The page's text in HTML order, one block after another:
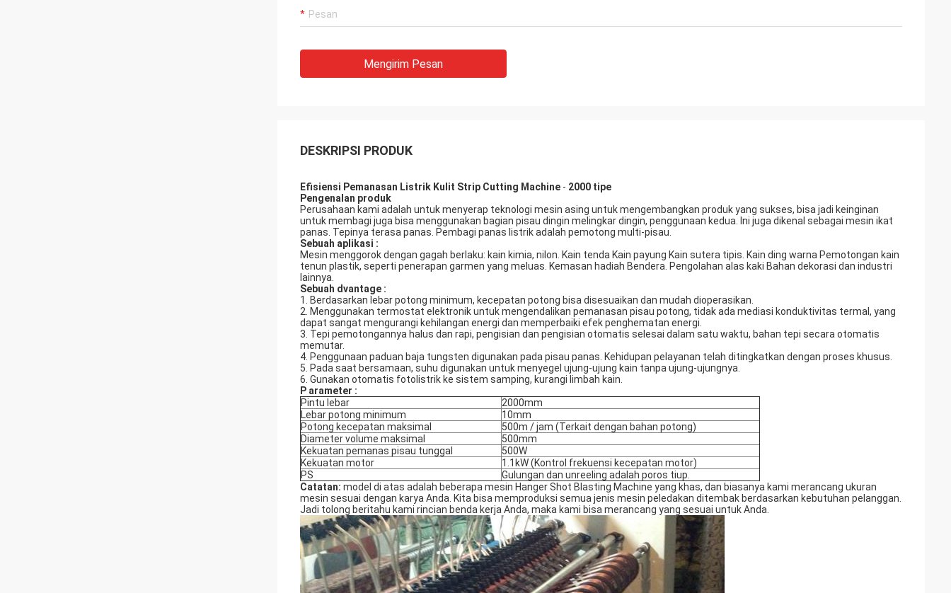
Mengirim Pesan
DESKRIPSI PRODUK
Efisiensi Pemanasan Listrik Kulit Strip Cutting Machine - 2000 tipe
Pengenalan produk
Perusahaan kami adalah untuk menyerap teknologi mesin asing untuk mengembangkan produk yang sukses, bisa jadi keinginan
untuk membagi juga bisa menggunakan bagian pisau dingin melingkar dingin, penggunaan kedua. Ini juga dikenal sebagai mesin ikat
panas. Tepinya terasa panas. Pembagi panas listrik adalah pemotong multi-pisau.
Sebuah aplikasi :
Mesin menggorok dengan gagah berlaku: kain kimia, nilon. Kain tenda Kain payung Kain sutera tipis. Kain ding warna Pemotongan kain
tenun plastik, seperti penerapan garmen yang meluas. Kemasan hadiah Bendera. Pengolahan alas kaki Bahan dekorasi dan industri
lainnya.
Sebuah dvantage :
1. Berdasarkan lebar potong minimum, kecepatan potong bisa disesuaikan dan mudah dioperasikan.
2. Menggunakan termostat elektronik untuk mengendalikan pemanasan pisau potong, tidak ada mediasi konduktivitas termal, yang
dapat sangat mengurangi kehilangan energi dan memperbaiki efek penghematan energi.
3. Tepi pemotongannya halus dan rapi, pengisian dan pengisian otomatis selesai dalam satu waktu, bahan tepi secara otomatis
memutar.
4. Penggunaan paduan baja tungsten digunakan pada pisau panas. Kehidupan pelayanan telah ditingkatkan dengan proses khusus.
5. Pada saat bersamaan, suhu digunakan untuk menyegel ujung-ujung kain tanpa ujung-ujungnya.
6. Gunakan otomatis fotolistrik ke sistem samping, kurangi limbah kain.
P arameter :
Pintu lebar
2000mm
Lebar potong minimum
10mm
Potong kecepatan maksimal
500m / jam (Terkait dengan bahan potong)
Diameter volume maksimal
500mm
Kekuatan pemanas pisau tunggal
500W
Kekuatan motor
1.1kW (Kontrol frekuensi kecepatan motor)
PS
Gulungan dan unreeling adalah poros tiup.
Catatan: model di atas adalah beberapa mesin Hanger Shot Blasting Machine yang khas, dan biasanya kami merancang ukuran
mesin sesuai dengan karya Anda. Kita bisa memproduksi semua jenis mesin peledakan ditembak berdasarkan kebutuhan pelanggan.
Jadi tolong beritahu kami rincian benda kerja Anda, maka kami bisa merancang yang sesuai untuk Anda.